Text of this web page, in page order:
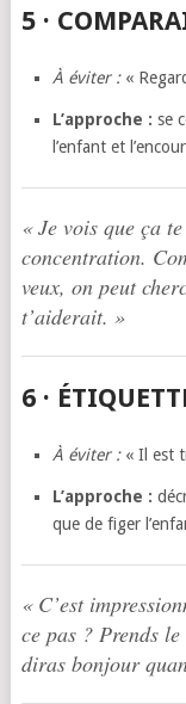
5 ·
À éviter :«
L’approche : se
l’enfant et
« Je vois que ça
concentration.
veux, on peut
t’aiderait. »
6 ·
À éviter :« Il est
L’approche :
que de figer
« C’est
ce pas ? Prends
diras bonjour